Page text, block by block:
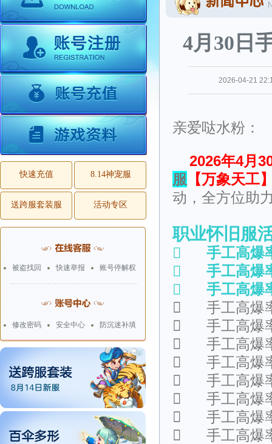
快速充值 8.14神宠服
送跨服套装服 活动专区
被盗找回 快速举报 账号停解权
修改密码 安全中心 防沉迷补填
4月30日
2026-04-21
亲爱哒水粉：
2026年4月
服 【万象天工
动，全方位助
职业怀旧服

手工高爆

手工高爆

手工高爆

手工高爆

手工高爆

手工高爆

手工高爆

手工高爆

手工高爆

手工高爆

手工高爆